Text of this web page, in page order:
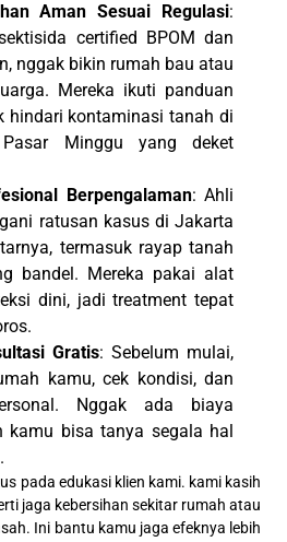
Aman Sesuai Regulasi:
certified BPOM dan
nggak bikin rumah bau atau
Mereka ikuti panduan
hindari kontaminasi tanah di
Minggu yang deket
Berpengalaman: Ahli
ratusan kasus di Jakarta
termasuk rayap tanah
bandel. Mereka pakai alat
dini, jadi treatment tepat
Gratis: Sebelum mulai,
kamu, cek kondisi, dan
Nggak ada biaya
kamu bisa tanya segala hal
pada edukasi klien kami. kami kasih
jaga kebersihan sekitar rumah atau
Ini bantu kamu jaga efeknya lebih